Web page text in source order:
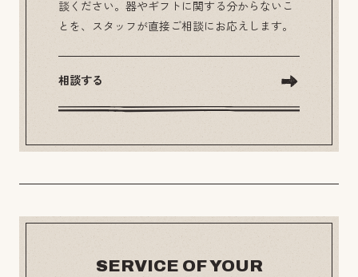
談ください。器やギフトに関する分からないこ
とを、スタッフが直接ご相談にお応えします。
相談する
SERVICE OF YOUR